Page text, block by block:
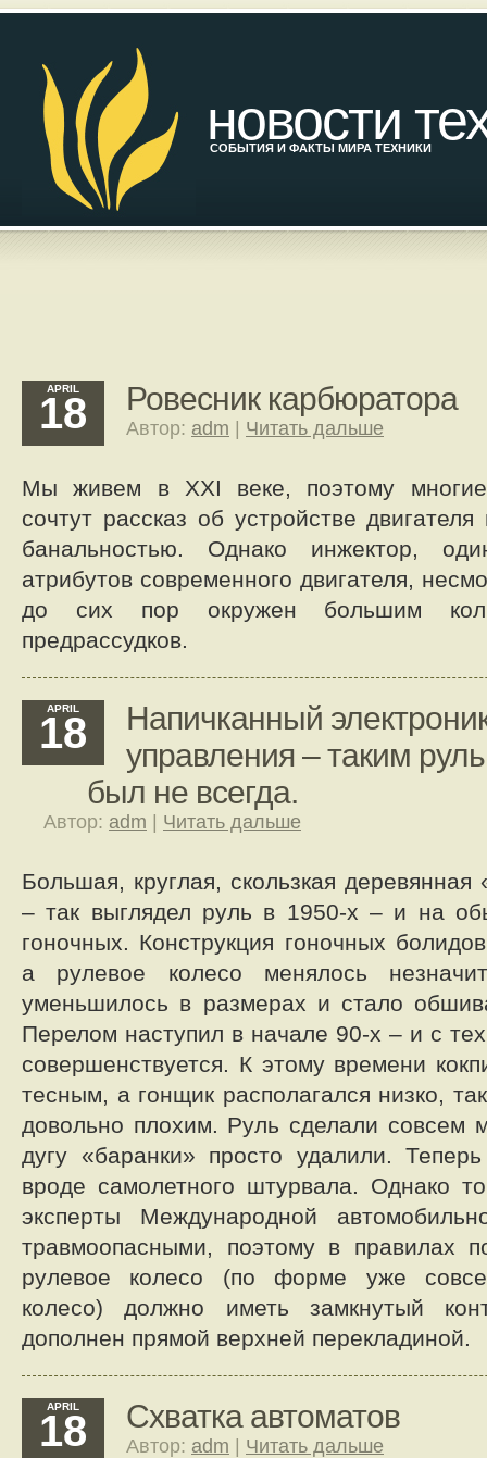
новости
СОБЫТИЯ И ФАКТЫ МИРА ТЕХНИКИ
APRIL
18 Ровесник карбюратора
Автор: adm Читать дальше
Мы живем в XXI веке, поэтому
сочтут рассказ об устройстве двигателя
банальностью. Однако инжектор,
атрибутов современного двигателя,
до сих пор окружен большим
предрассудков.
APRIL
18
Напичканный
управления – таким
был не всегда.
Автор: adm Читать дальше
Большая, круглая, скользкая
– так выглядел руль в 1950-х – и на
гоночных. Конструкция гоночных
а рулевое колесо менялось
уменьшилось в размерах и стало
Перелом наступил в начале 90-х – и с
совершенствуется. К этому времени
тесным, а гонщик располагался низко,
довольно плохим. Руль сделали совсем
дугу «баранки» просто удалили.
вроде самолетного штурвала. Однако
эксперты Международной
травмоопасными, поэтому в правилах
рулевое колесо (по форме уже
колесо) должно иметь замкнутый
дополнен прямой верхней перекладиной.
APRIL
18 Схватка автоматов
Автор: adm Читать дальше